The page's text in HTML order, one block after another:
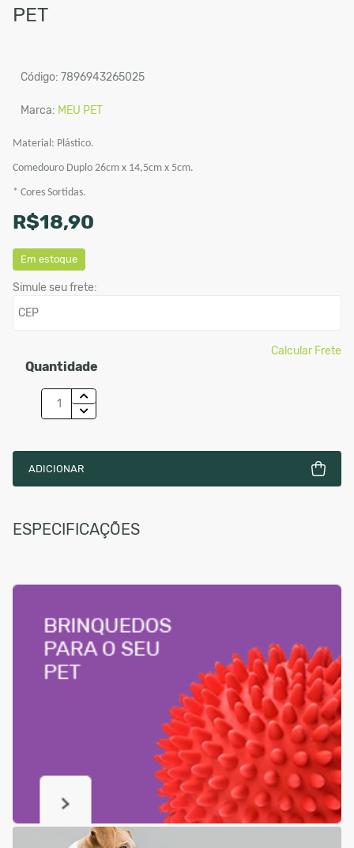
PET
Código: 7896943265025
Marca: MEU PET
Material: Plástico.
Comedouro Duplo 26cm x 14,5cm x 5cm.
* Cores Sortidas.
R$18,90
Em estoque
Simule seu frete:
Calcular Frete
Quantidade
ADICIONAR
ESPECIFICAÇÕES